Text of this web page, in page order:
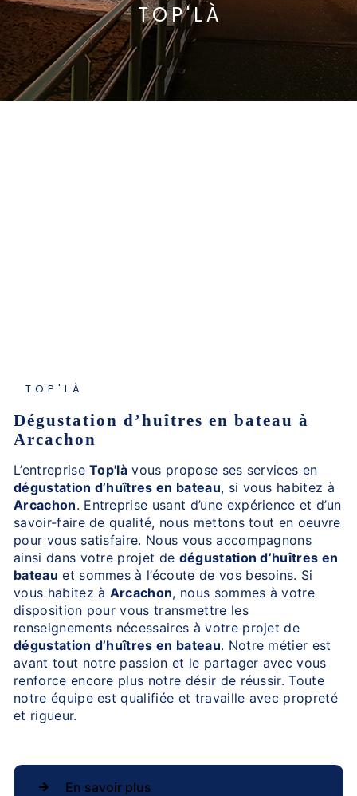
TOP'LÀ
TOP'LÀ
dégustation d’huîtres en bateau à
Arcachon
L’entrepriseTop'là vous propose ses services en
dégustation d’huîtres en bateau, si vous habitez à
Arcachon. Entreprise usant d’une expérience et d’un
savoir-faire de qualité, nous mettons tout en oeuvre
pour vous satisfaire. Nous vous accompagnons
ainsi dans votre projet de dégustation d’huîtres en
bateau et sommes à l’écoute de vos besoins. Si
vous habitez à Arcachon, nous sommes à votre
disposition pour vous transmettre les
renseignements nécessaires à votre projet de
dégustation d’huîtres en bateau. Notre métier est
avant tout notre passion et le partager avec vous
renforce encore plus notre désir de réussir. Toute
notre équipe est qualifiée et travaille avec propreté
et rigueur.
En savoir plus